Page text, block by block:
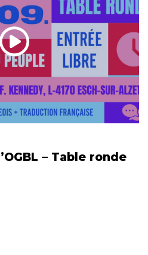
– Table ronde